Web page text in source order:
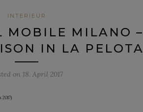
INTERIEUR
MOBILE MILANO –
IN LA PELOTA
on 18. April 2017